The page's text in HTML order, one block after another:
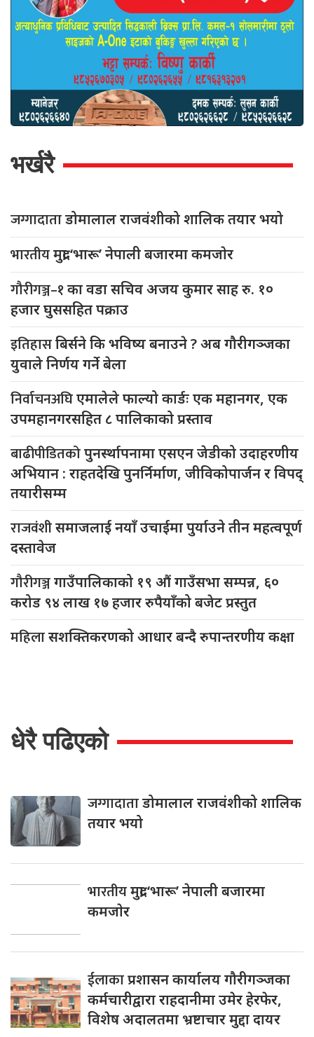
भर्खरै
जग्गादाताडोमालाल राजवंशीको शालिक तयार भयो
भारतीयमुद्रा ‘भारू’ नेपाली बजारमा कमजाेर
गौरीगञ्ज–१का वडा सचिव अजय कुमार साह रु. १०
हजार घुससहित पक्राउ
इतिहासबिर्सने कि भविष्य बनाउने ? अब गौरीगञ्जका
युवाले निर्णय गर्ने बेला
निर्वाचनअघिएमालेले फाल्यो कार्डः एक महानगर, एक
उपमहानगरसहित ८ पालिकाको प्रस्ताव
बाढीपीडितकोपुनर्स्थापनामा एसएन जेडीको उदाहरणीय
अभियान : राहतदेखि पुनर्निर्माण, जीविकोपार्जन र विपद्
तयारीसम्म
राजवंशीसमाजलाई नयाँ उचाईमा पुर्याउने तीन महत्वपूर्ण
दस्तावेज
गौरीगञ्जगाउँपालिकाको १९ औं गाउँसभा सम्पन्न, ६०
करोड ९४ लाख १७ हजार रुपैयाँको बजेट प्रस्तुत
महिलासशक्तिकरणको आधार बन्दै रुपान्तरणीय कक्षा
धेरै पढिएको
जग्गादाताडोमालाल राजवंशीको शालिक
तयार भयो
भारतीयमुद्रा ‘भारू’ नेपाली बजारमा
कमजाेर
ईलाकाप्रशासन कार्यालय गौरीगञ्जका
कर्मचारीद्वारा राहदानीमा उमेर हेरफेर,
विशेष अदालतमा भ्रष्टाचार मुद्दा दायर